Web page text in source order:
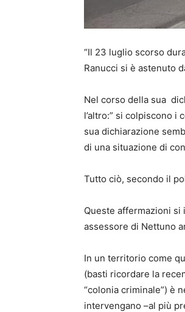
“Il 23 luglio scorso
Ranucci si è astenuto
Nel corso della sua
l’altro:” si colpiscono
sua dichiarazione
di una situazione di
Tutto ciò, secondo il
Queste affermazioni
assessore di Nettuno
In un territorio come
(basti ricordare la
“colonia criminale”) è
intervengano –al più